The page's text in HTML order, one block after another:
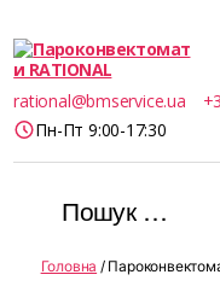
Пароконвектомати
RATIONAL
rational@bmservice.ua
Пн-Пт 9:00-17:30
Шукати:
Головна /